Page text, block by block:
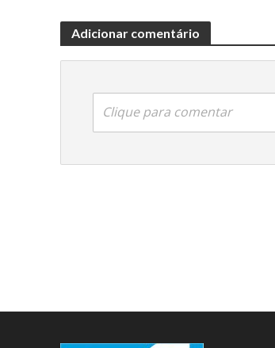
Adicionar comentário
Clique para comentar